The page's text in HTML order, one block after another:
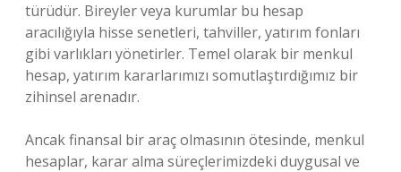
türüdür. Bireyler veya kurumlar bu hesap
aracılığıyla hisse senetleri, tahviller, yatırım fonları
gibi varlıkları yönetirler. Temel olarak bir menkul
hesap, yatırım kararlarımızı somutlaştırdığımız bir
zihinsel arenadır.
Ancak finansal bir araç olmasının ötesinde, menkul
hesaplar, karar alma süreçlerimizdeki duygusal ve